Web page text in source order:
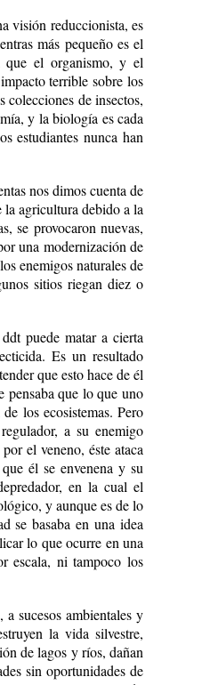
visión reduccionista, es
más pequeño es el
que el organismo, y el
terrible sobre los
colecciones de insectos,
y la biología es cada
estudiantes nunca han
nos dimos cuenta de
agricultura debido a la
se provocaron nuevas,
una modernización de
enemigos naturales de
sitios riegan diez o
puede matar a cierta
Es un resultado
que esto hace de él
pensaba que lo que uno
los ecosistemas. Pero
a su enemigo
el veneno, éste ataca
él se envenena y su
en la cual el
y aunque es de lo
se basaba en una idea
lo que ocurre en una
escala, ni tampoco los
sucesos ambientales y
la vida silvestre,
de lagos y ríos, dañan
sin oportunidades de